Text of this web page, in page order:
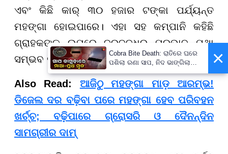
ଏବଂ କିଛି କାର୍ ୩୦ ହଜାର ଟଙ୍କା ପର୍ଯ୍ୟନ୍ତ
ମହଙ୍ଗା ହୋଇପାରେ। ଏହା ସହ କମ୍ପାନି କହିଛି
ଗ୍ରାହକଙ୍କ ଉପରେ ଦରବୃଦ୍ଧିର ପ୍ରଭାବ ଯଥା
ସମ୍ଭବ କମ୍ କରିବାକୁ ଧ୍ୟାନ ଦିଆଯାଉଛି।
Also Read: ଆଜିଠୁ ମହଙ୍ଗା ମାଡ଼ ଆରମ୍ଭ!
ଡିଜେଲ ଦର ବଢ଼ିବା ପରେ ମହଙ୍ଗା ହେବ ପରିବହନ
ଖର୍ଚ୍ଚ; ବଢ଼ିପାରେ ଗ୍ରୋସରି ଓ ଦୈନନ୍ଦିନ
ସାମଗ୍ରୀର ଦାମ୍
×
Cobra Bite Death: ରାତିରେ ଘରେ
ପଶିଲା ରଣା ସାପ, ନିଦ ଭାଙ୍ଗିଲା